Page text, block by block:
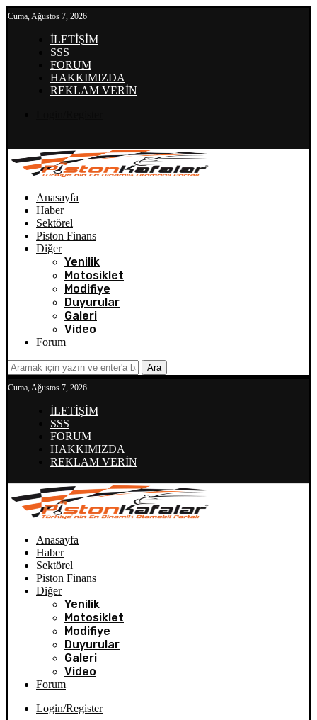
Cuma, Ağustos 7, 2026
İLETİŞİM
SSS
FORUM
HAKKIMIZDA
REKLAM VERİN
Anasayfa
Haber
Sektörel
Piston Finans
Diğer
Yenilik
Motosiklet
Modifiye
Duyurular
Galeri
Video
Forum
Ara
Cuma, Ağustos 7, 2026
İLETİŞİM
SSS
FORUM
HAKKIMIZDA
REKLAM VERİN
Anasayfa
Haber
Sektörel
Piston Finans
Diğer
Yenilik
Motosiklet
Modifiye
Duyurular
Galeri
Video
Forum
Login/Register